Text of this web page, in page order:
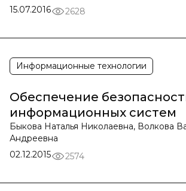
15.07.2016
2628
Информационные технологии
Обеспечение
информационных систем
Быкова Наталья Николаевна, Волкова
Андреевна
02.12.2015
2574